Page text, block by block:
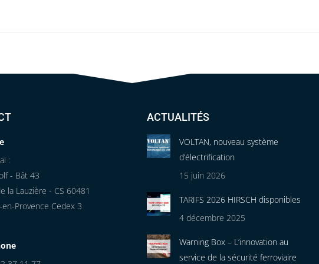
:
- Bât 43
la Lauzière - CS 60481
Provence Cedex 3
ACTUALITÉS
VOLTAN, nouveau système
d’électrification
15 juin 2026
TARIFS 2026 HIRSCH disponibles
4 décembre 2025
Warning Box – L’innovation au
service de la sécurité ferroviaire